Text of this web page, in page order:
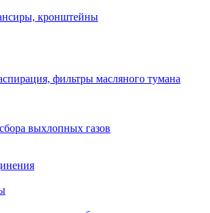
кронштейны
фильтры масляного тумана
выхлопных газов